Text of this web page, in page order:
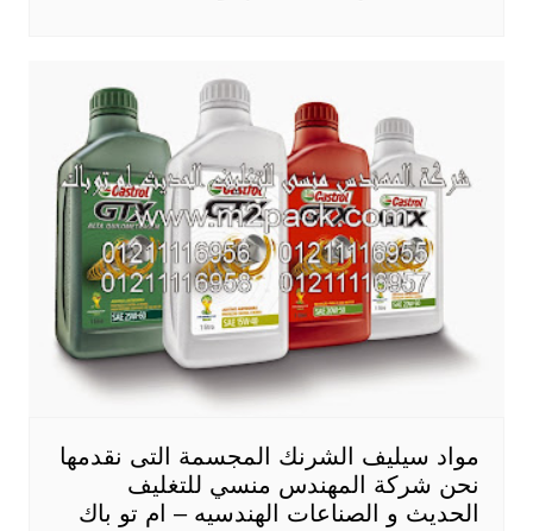
مواد سيليف الشرنك المجسمة التى نقدمها
نحن شركة المهندس منسي للتغليف
الحديث و الصناعات الهندسيه – ام تو باك